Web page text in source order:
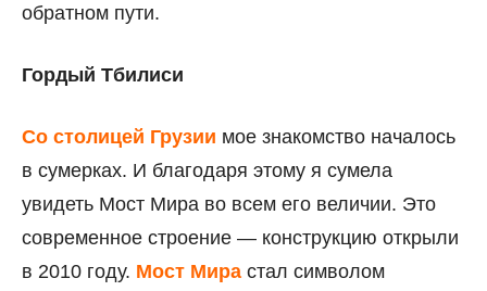
обратном пути.
Гордый Тбилиси
Со столицей Грузии мое знакомство началось
в сумерках. И благодаря этому я сумела
увидеть Мост Мира во всем его величии. Это
современное строение — конструкцию открыли
в 2010 году. Мост Мира стал символом